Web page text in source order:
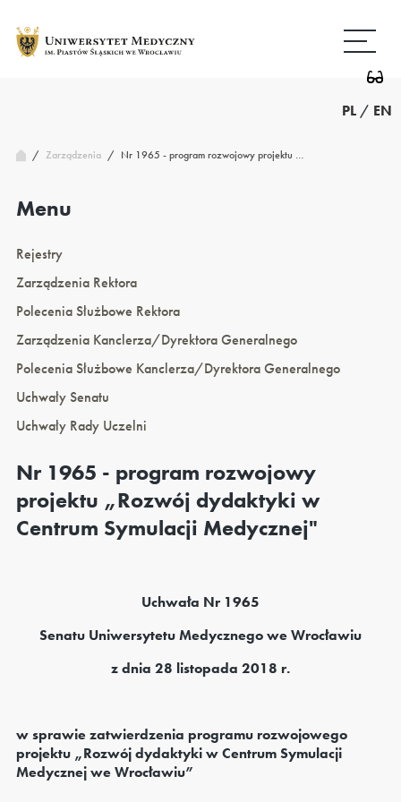
treści
strony
PL / EN
/ Zarządzenia / Nr 1965 - program rozwojowy projektu …
Menu
Rejestry
Zarządzenia Rektora
Polecenia Służbowe Rektora
Zarządzenia Kanclerza/Dyrektora Generalnego
Polecenia Służbowe Kanclerza/Dyrektora Generalnego
Uchwały Senatu
Uchwały Rady Uczelni
Nr 1965 - program rozwojowy
projektu „Rozwój dydaktyki w
Centrum Symulacji Medycznej"
Uchwała Nr 1965
Senatu Uniwersytetu Medycznego we Wrocławiu
z dnia 28 listopada 2018 r.
w sprawie zatwierdzenia programu rozwojowego
projektu „Rozwój dydaktyki w Centrum Symulacji
Medycznej we Wrocławiu”